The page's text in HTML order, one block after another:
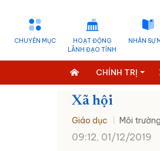
CHUYÊN MỤC
HOẠT ĐỘNG
LÃNH ĐẠO TỈNH
NHÂN SỰ
CHÍNH TRỊ
Xã hội
Giáo dục Môi
09:12, 01/12/2019